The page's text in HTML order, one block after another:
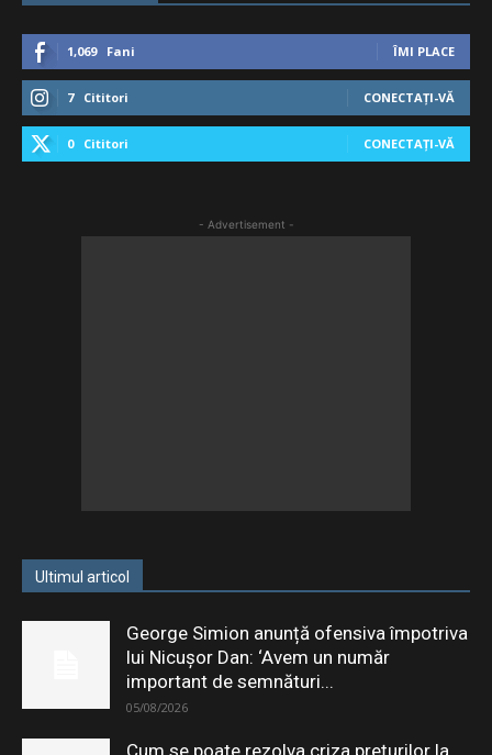
1,069 Fani ÎMI PLACE
7 Cititori CONECTAȚI-VĂ
0 Cititori CONECTAȚI-VĂ
- Advertisement -
Ultimul articol
George Simion anunță ofensiva împotriva
lui Nicușor Dan: ‘Avem un număr
important de semnături...
05/08/2026
Cum se poate rezolva criza prețurilor la